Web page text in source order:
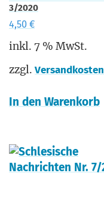
3/2020
4,50 €
inkl. 7 % MwSt.
zzgl. Versandkosten
In den Warenkorb